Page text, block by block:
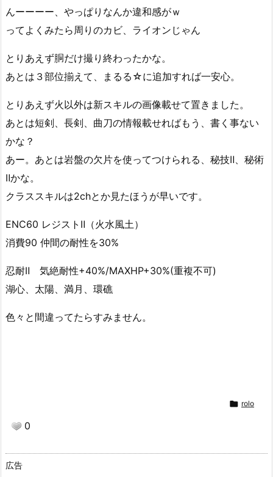
んーーーー、やっぱりなんか違和感がｗ
ってよくみたら周りのカビ、ライオンじゃん
とりあえず胴だけ撮り終わったかな。
あとは３部位揃えて、まるる☆に追加すれば一安心。
とりあえず火以外は新スキルの画像載せて置きました。
あとは短剣、長剣、曲刀の情報載せればもう、書く事ない
かな？
あー。あとは岩盤の欠片を使ってつけられる、秘技Ⅱ、秘術
Ⅱかな。
クラススキルは2chとか見たほうが早いです。
ENC60 レジストⅡ（火水風土）
消費90 仲間の耐性を30%
忍耐Ⅱ 気絶耐性+40%/MAXHP+30%(重複不可)
湖心、太陽、満月、環礁
色々と間違ってたらすみません。
 rolo
0
広告